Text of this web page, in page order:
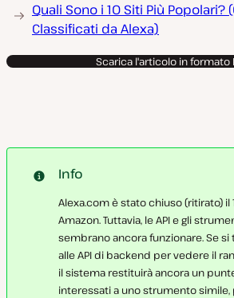
Quali Sono i 10 Siti Più Popolari?
Classificati da Alexa)
Scarica l'articolo in formato
Info
Alexa.com è stato chiuso (ritirato) il
Amazon. Tuttavia, le API e gli
sembrano ancora funzionare. Se
alle API di backend per vedere il
il sistema restituirà ancora un
interessati a uno strumento